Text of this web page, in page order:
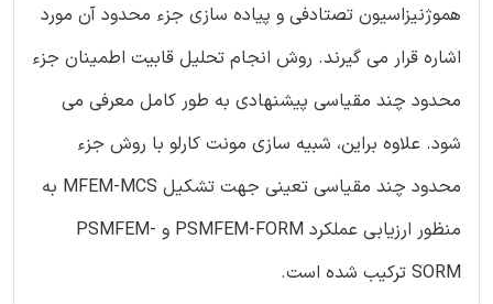
هموژنیزاسیون تصتادفی و پیاده سازی جزء محدود آن مورد
اشاره قرار می گیرند. روش انجام تحلیل قابیت اطمینان جزء
محدود چند مقیاسی پیشنهادی به طور کامل معرفی می
شود. علاوه براین، شبیه سازی مونت کارلو با روش جزء
محدود چند مقیاسی تعینی جهت تشکیل MFEM-MCS به
منظور ارزیابی عملکرد PSMFEM-FORM و PSMFEM-
SORM ترکیب شده است.